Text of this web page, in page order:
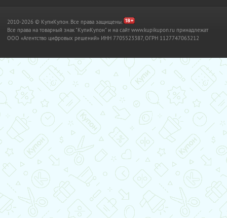
2010-2026 © КупиКупон. Все права защищены.
Все права на товарный знак "КупиКупон" и на сайт www.kupikupon.ru принадлежат
OOO «Агентство цифровых решений» ИНН 7705523387, ОГРН 1127747063212